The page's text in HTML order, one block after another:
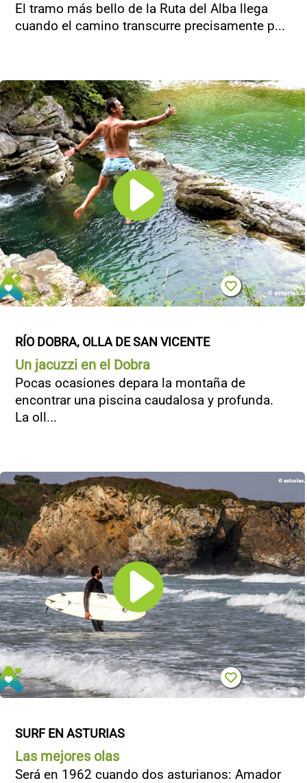
El tramo más bello de la Ruta del Alba llega
cuando el camino transcurre precisamente p...
RÍO DOBRA, OLLA DE SAN VICENTE
Un jacuzzi en el Dobra
Pocas ocasiones depara la montaña de
encontrar una piscina caudalosa y profunda.
La oll...
SURF EN ASTURIAS
Las mejores olas
Será en 1962 cuando dos asturianos: Amador